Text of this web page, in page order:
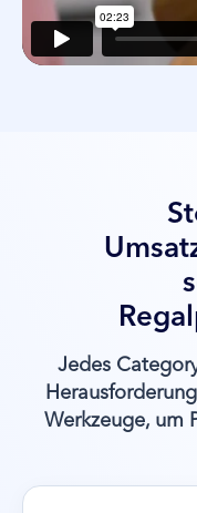
Jedes
Werkzeuge, um